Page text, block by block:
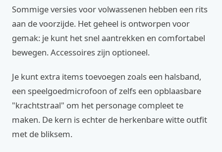
Sommige versies voor volwassenen hebben een rits
aan de voorzijde. Het geheel is ontworpen voor
gemak: je kunt het snel aantrekken en comfortabel
bewegen. Accessoires zijn optioneel.
Je kunt extra items toevoegen zoals een halsband,
een speelgoedmicrofoon of zelfs een opblaasbare
"krachtstraal" om het personage compleet te
maken. De kern is echter de herkenbare witte outfit
met de bliksem.